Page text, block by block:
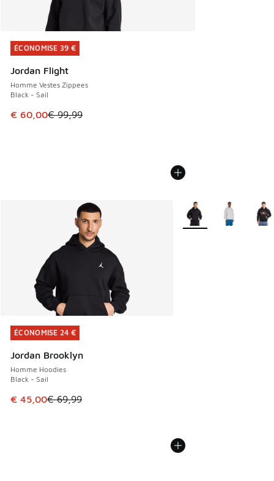
ÉCONOMISE 39 €
Jordan Flight
Homme Vestes Zippees
Black - Sail
Cet article est en promotion. Prix en baisse de € 99,99 à
€ 60,00€ 99,99
ÉCONOMISE 39 €
ÉCONOMISE 24 €
Jordan Brooklyn
Homme Hoodies
Black - Sail
Cet article est en promotion. Prix en baisse de € 69,99 à
€ 45,00€ 69,99
ÉCONOMISE 24 €
Plus de couleurs